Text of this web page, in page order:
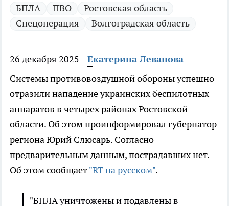
БПЛА ПВО
Ростовская область
Спецоперация
Волгоградская область
26 декабря 2025
Екатерина Леванова
Системы противовоздушной обороны успешно
отразили нападение украинских беспилотных
аппаратов в четырех районах Ростовской
области. Об этом проинформировал губернатор
региона Юрий Слюсарь. Согласно
предварительным данным, пострадавших нет.
Об этом сообщает"RT на русском".
"БПЛА уничтожены и подавлены в